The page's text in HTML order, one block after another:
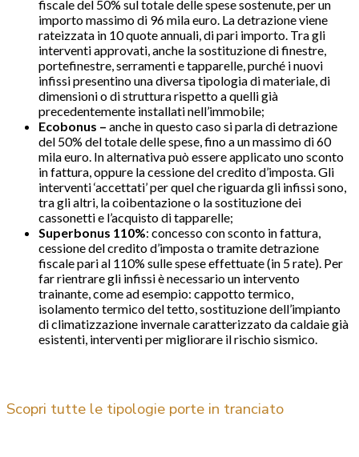
fiscale del 50% sul totale delle spese sostenute, per un
importo massimo di 96 mila euro. La detrazione viene
rateizzata in 10 quote annuali, di pari importo. Tra gli
interventi approvati, anche la sostituzione di finestre,
portefinestre, serramenti e tapparelle, purché i nuovi
infissi presentino una diversa tipologia di materiale, di
dimensioni o di struttura rispetto a quelli già
precedentemente installati nell’immobile;
Ecobonus – anche in questo caso si parla di detrazione
del 50% del totale delle spese, fino a un massimo di 60
mila euro. In alternativa può essere applicato uno sconto
in fattura, oppure la cessione del credito d’imposta. Gli
interventi ‘accettati’ per quel che riguarda gli infissi sono,
tra gli altri, la coibentazione o la sostituzione dei
cassonetti e l’acquisto di tapparelle;
Superbonus 110%: concesso con sconto in fattura,
cessione del credito d’imposta o tramite detrazione
fiscale pari al 110% sulle spese effettuate (in 5 rate). Per
far rientrare gli infissi è necessario un intervento
trainante, come ad esempio: cappotto termico,
isolamento termico del tetto, sostituzione dell’impianto
di climatizzazione invernale caratterizzato da caldaie già
esistenti, interventi per migliorare il rischio sismico.
Scopri tutte le tipologie porte in tranciato